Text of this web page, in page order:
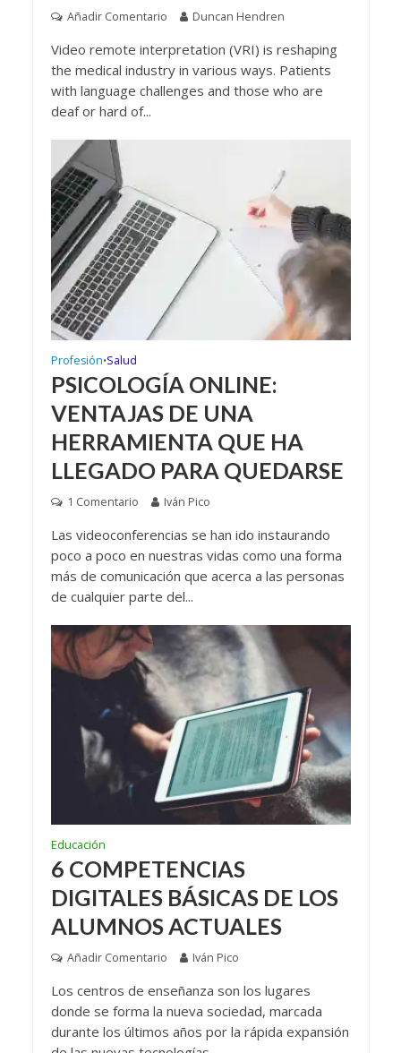
Añadir Comentario Duncan Hendren
Video remote interpretation (VRI) is reshaping
the medical industry in various ways. Patients
with language challenges and those who are
deaf or hard of...
Profesión•Salud
PSICOLOGÍA ONLINE:
VENTAJAS DE UNA
HERRAMIENTA QUE HA
LLEGADO PARA QUEDARSE
1 Comentario Iván Pico
Las videoconferencias se han ido instaurando
poco a poco en nuestras vidas como una forma
más de comunicación que acerca a las personas
de cualquier parte del...
Educación
6 COMPETENCIAS
DIGITALES BÁSICAS DE LOS
ALUMNOS ACTUALES
Añadir Comentario Iván Pico
Los centros de enseñanza son los lugares
donde se forma la nueva sociedad, marcada
durante los últimos años por la rápida expansión